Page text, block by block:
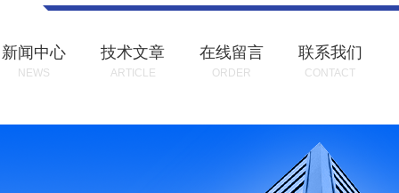
新闻中心
NEWS
技术文章
ARTICLE
在线留言
ORDER
联系我们
CONTACT